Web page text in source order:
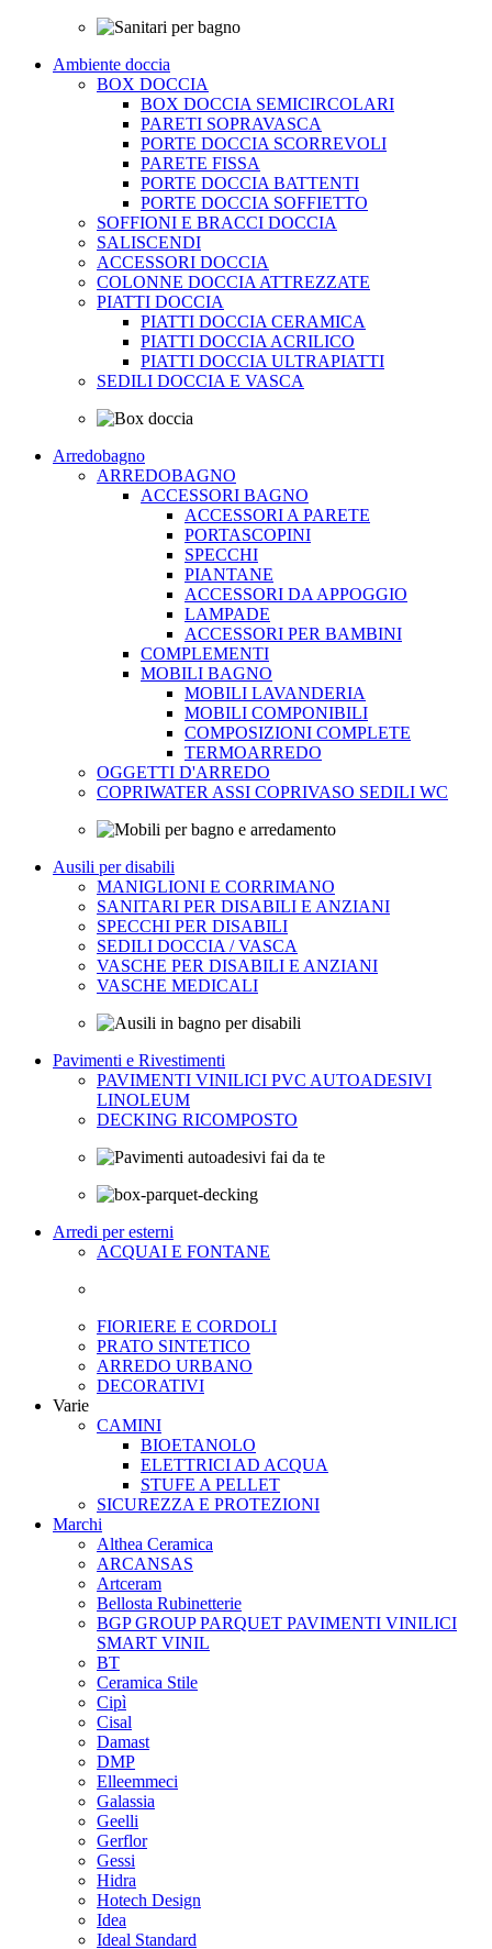
Ambiente doccia
BOX DOCCIA
BOX DOCCIA SEMICIRCOLARI
PARETI SOPRAVASCA
PORTE DOCCIA SCORREVOLI
PARETE FISSA
PORTE DOCCIA BATTENTI
PORTE DOCCIA SOFFIETTO
SOFFIONI E BRACCI DOCCIA
SALISCENDI
ACCESSORI DOCCIA
COLONNE DOCCIA ATTREZZATE
PIATTI DOCCIA
PIATTI DOCCIA CERAMICA
PIATTI DOCCIA ACRILICO
PIATTI DOCCIA ULTRAPIATTI
SEDILI DOCCIA E VASCA
Arredobagno
ARREDOBAGNO
ACCESSORI BAGNO
ACCESSORI A PARETE
PORTASCOPINI
SPECCHI
PIANTANE
ACCESSORI DA APPOGGIO
LAMPADE
ACCESSORI PER BAMBINI
COMPLEMENTI
MOBILI BAGNO
MOBILI LAVANDERIA
MOBILI COMPONIBILI
COMPOSIZIONI COMPLETE
TERMOARREDO
OGGETTI D'ARREDO
COPRIWATER ASSI COPRIVASO SEDILI WC
Ausili per disabili
MANIGLIONI E CORRIMANO
SANITARI PER DISABILI E ANZIANI
SPECCHI PER DISABILI
SEDILI DOCCIA / VASCA
VASCHE PER DISABILI E ANZIANI
VASCHE MEDICALI
Pavimenti e Rivestimenti
PAVIMENTI VINILICI PVC AUTOADESIVI
LINOLEUM
DECKING RICOMPOSTO
Arredi per esterni
ACQUAI E FONTANE
FIORIERE E CORDOLI
PRATO SINTETICO
ARREDO URBANO
DECORATIVI
Varie
CAMINI
BIOETANOLO
ELETTRICI AD ACQUA
STUFE A PELLET
SICUREZZA E PROTEZIONI
Marchi
Althea Ceramica
ARCANSAS
Artceram
Bellosta Rubinetterie
BGP GROUP PARQUET PAVIMENTI VINILICI
SMART VINIL
BT
Ceramica Stile
Cipì
Cisal
Damast
DMP
Elleemmeci
Galassia
Geelli
Gerflor
Gessi
Hidra
Hotech Design
Idea
Ideal Standard